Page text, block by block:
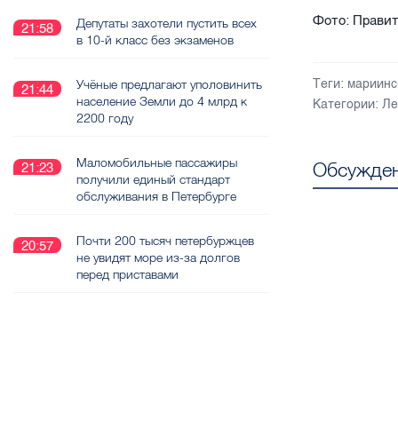
Фото:
Теги:
Категории:
21:58
Депутаты захотели пустить всех
в 10-й класс без экзаменов
21:44
Учёные предлагают уполовинить
население Земли до 4 млрд к
2200 году
21:23
Маломобильные пассажиры
получили единый стандарт
обслуживания в Петербурге
20:57
Почти 200 тысяч петербуржцев
не увидят море из-за долгов
перед приставами